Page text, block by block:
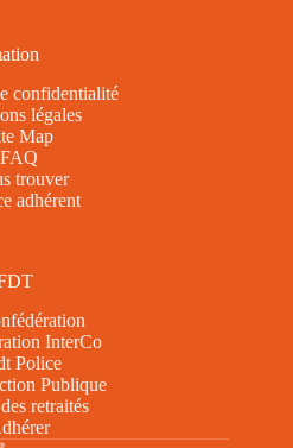
confidentialité
légales
Map
FAQ
trouver
adhérent
InterCo
Police
Publique
retraités